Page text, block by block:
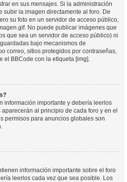
en sus mensajes. Si la administración
subir la imagen directamente al foro. De
su foto en un servidor de acceso público,
No puede publicar imágenes que
que sea un servidor de acceso público) ni
bajo mecanismos de
correo, sitios protegidos por contraseñas,
el BBCode con la etiqueta [img].
información importante y debería leerlos
al principio de cada foro y en el
permisos para anuncios globales son
información importante sobre el foro
leerlos cada vez que sea posible. Los